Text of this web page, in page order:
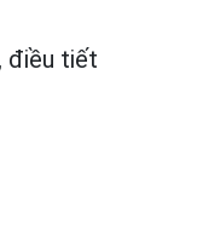
điều tiết